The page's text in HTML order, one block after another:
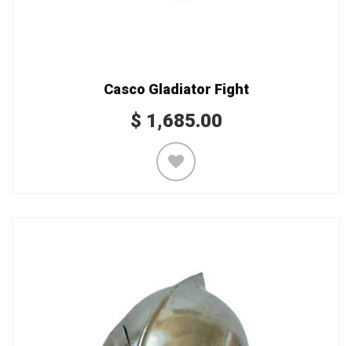
Casco Gladiator Fight
$ 1,685.00